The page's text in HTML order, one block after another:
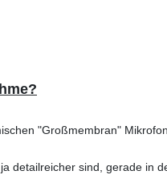
"Großmembran"
detailreicher sind, gerade in